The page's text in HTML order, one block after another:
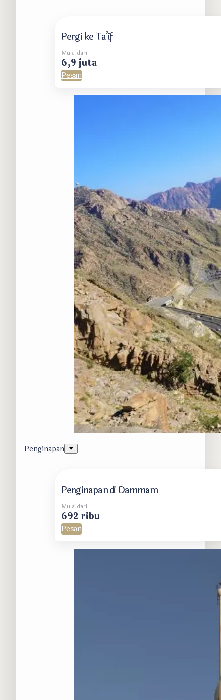
Pergi ke Ta’if
Mulai dari
6,9 juta
Pesan
Penginapan
Penginapan di Dammam
Mulai dari
692 ribu
Pesan